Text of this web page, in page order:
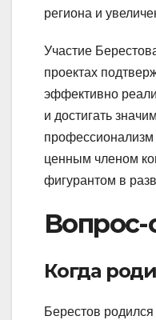
региона и
Участие
проектах
эффективно
и достигать
профессионализм
ценным членом
фигурантом в
Вопрос-
Когда
Берестов